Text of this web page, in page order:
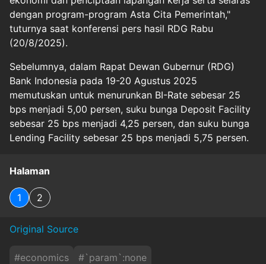
dengan program-program Asta Cita Pemerintah,"
tuturnya saat konferensi pers hasil RDG Rabu
(20/8/2025).
Sebelumnya, dalam Rapat Dewan Gubernur (RDG)
Bank Indonesia pada 19-20 Agustus 2025
memutuskan untuk menurunkan BI-Rate sebesar 25
bps menjadi 5,00 persen, suku bunga Deposit Facility
sebesar 25 bps menjadi 4,25 persen, dan suku bunga
Lending Facility sebesar 25 bps menjadi 5,75 persen.
Halaman
1 2
Original Source
#economics #`param`:none